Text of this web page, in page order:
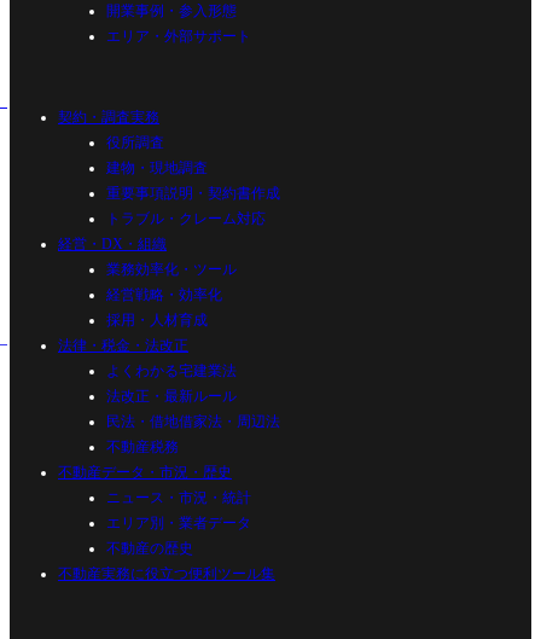
開業事例・参入形態
エリア・外部サポート
契約・調査実務
役所調査
建物・現地調査
重要事項説明・契約書作成
トラブル・クレーム対応
経営・DX・組織
業務効率化・ツール
経営戦略・効率化
採用・人材育成
法律・税金・法改正
よくわかる宅建業法
法改正・最新ルール
民法・借地借家法・周辺法
不動産税務
不動産データ・市況・歴史
ニュース・市況・統計
エリア別・業者データ
不動産の歴史
不動産実務に役立つ便利ツール集